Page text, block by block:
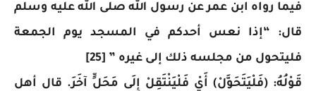
فيما رواه ابن عمر عن رسول الله صلى الله عليه وسلم
قال: “إذا نعس أحدكم في المسجد يوم الجمعة
فليتحول من مجلسه ذلك إلى غيره ” [25]
قَوْلُهُ: (فَلْيَتَحَوَّلْ) أَيْ فَلْيَنْتَقِلْ إِلَى مَحَلٍّ آخَرَ. قال أهل